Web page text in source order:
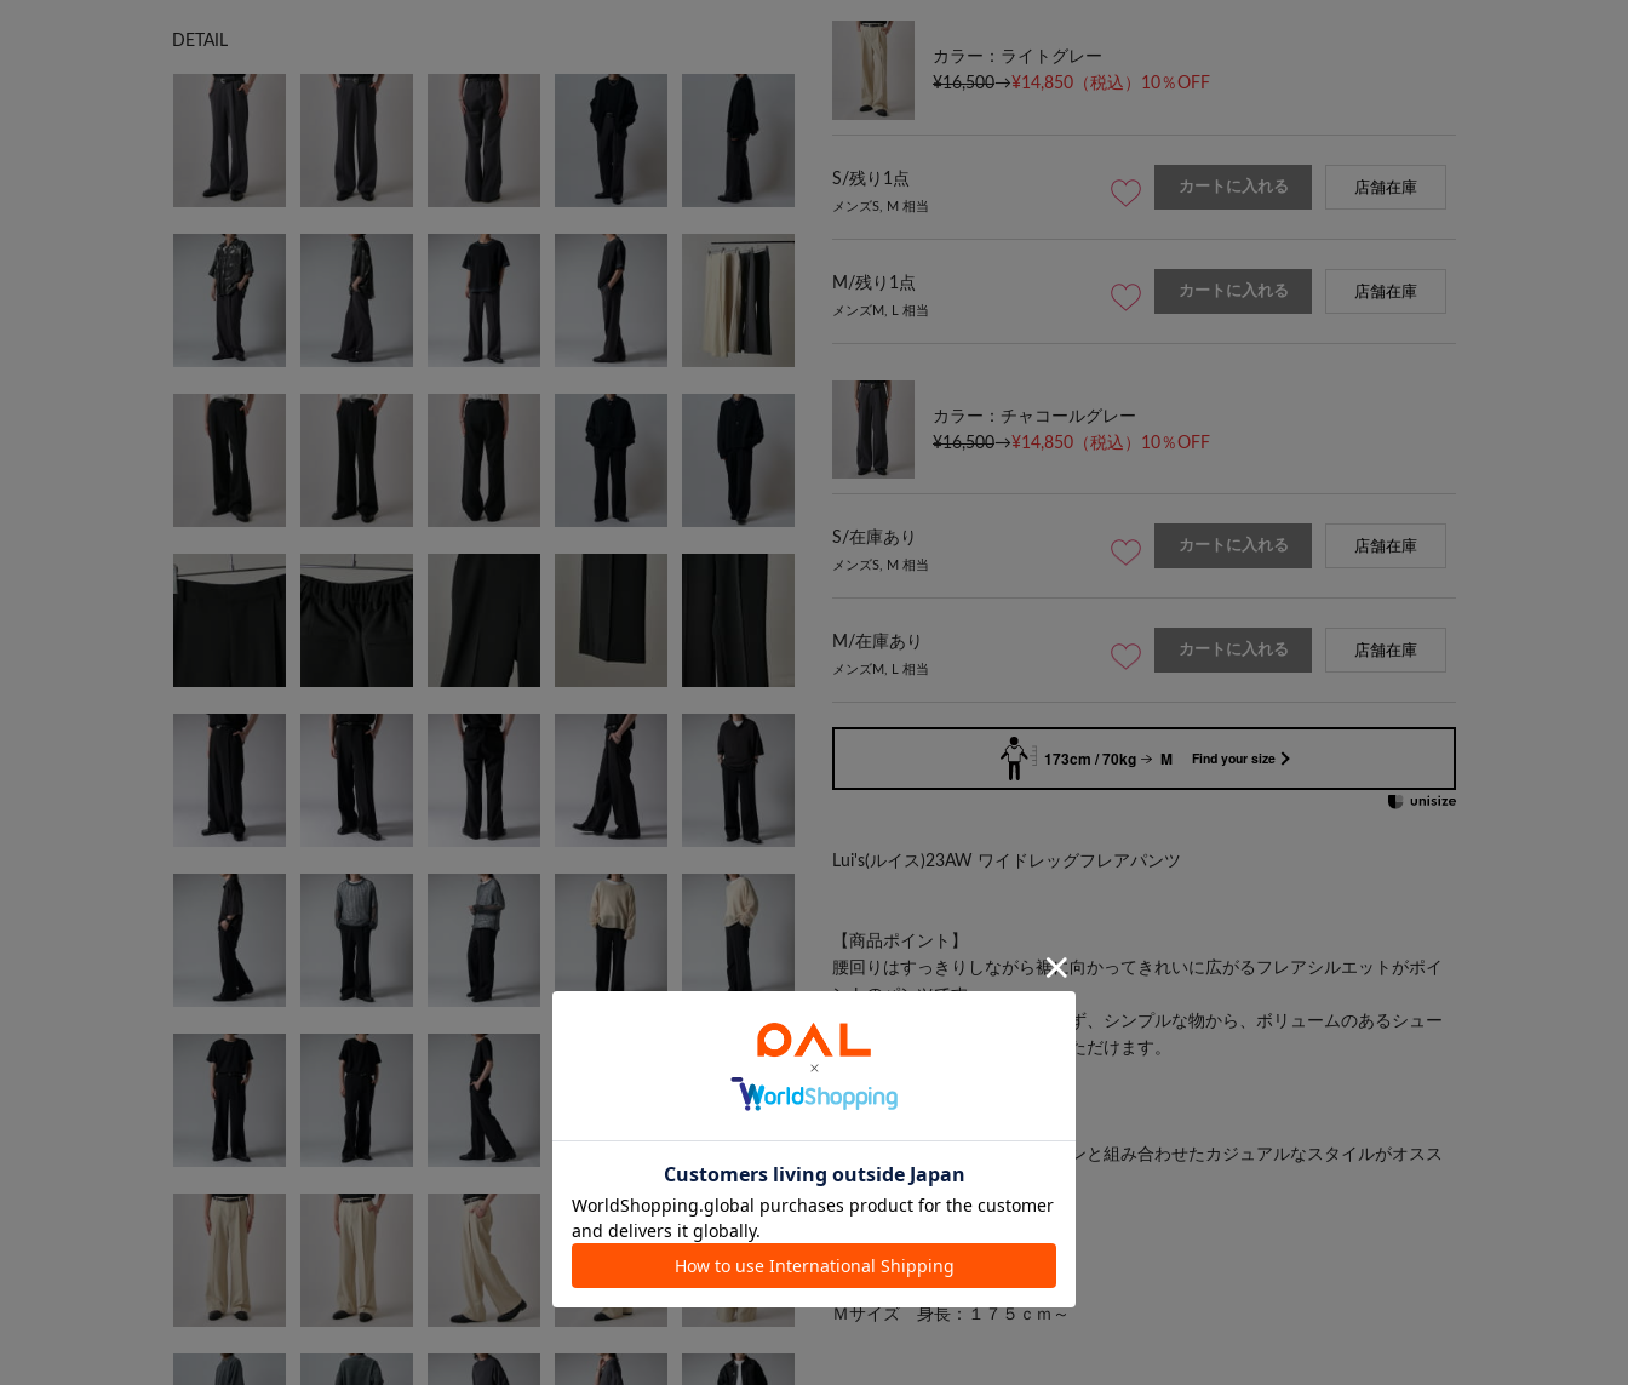
DETAIL
カラー：ライトグレー
¥16,500→¥14,850 （税込）10％OFF
S/残り1点
メンズS, M 相当
カートに入れる 店舗在庫
M/残り1点
メンズM, L 相当
カートに入れる 店舗在庫
カラー：チャコールグレー
¥16,500→¥14,850 （税込）10％OFF
S/在庫あり
メンズS, M 相当
カートに入れる 店舗在庫
M/在庫あり
メンズM, L 相当
カートに入れる 店舗在庫
173cm / 70kg M Find your size
Lui's(ルイス)23AW ワイドレッグフレアパンツ
【商品ポイント】
腰回りはすっきりしながら裾に向かってきれいに広がるフレアシルエットがポイ
ントのパンツです。
足元に合わせるシューズを選ばず、シンプルな物から、ボリュームのあるシュー
ズまで幅広く足元に合わせていただけます。
今季は、カーディガンやブルゾンと組み合わせたカジュアルなスタイルがオスス
メです。
【推奨サイズ】
Sサイズ 身長：～１７４ｃｍ
Ｍサイズ 身長：１７５ｃｍ～